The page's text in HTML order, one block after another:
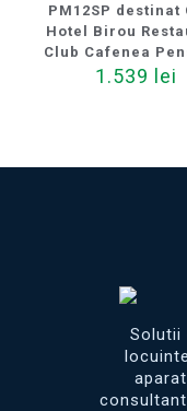
PM12SP destinat
Hotel Birou
Club Cafenea
1.539 lei
Solutii